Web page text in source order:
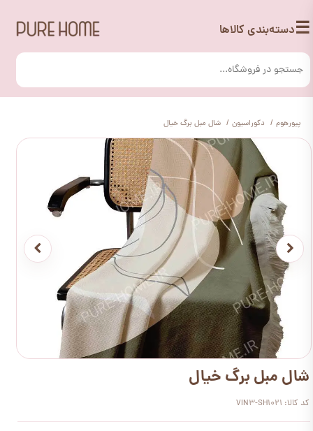
☰دسته‌بندی کالاها
پیورهوم دکوراسیون شال مبل برگ خیال
شال مبل برگ خیال
کد کالا: VIN3-SH1021